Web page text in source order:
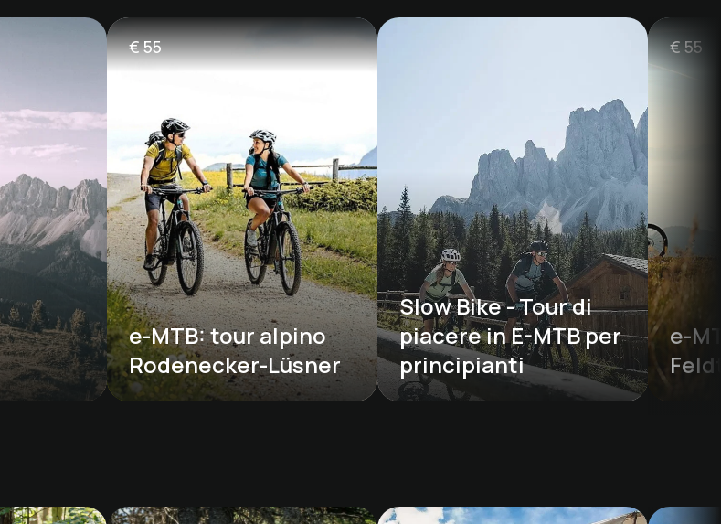
€55
e-MTB: tour alpino
Rodenecker-Lüsner
Slow Bike - Tour di
piacere in E-MTB per
principianti
€55
e-